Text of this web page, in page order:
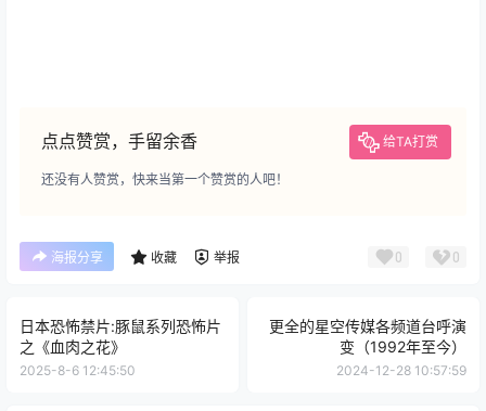
点点赞赏，手留余香 给TA打赏
还没有人赞赏，快来当第一个赞赏的人吧！
海报分享 收藏 举报 0 0
日本恐怖禁片:豚鼠系列恐怖片
之‌《血肉之花》
2025-8-6 12:45:50
更全的星空传媒各频道台呼演
变（1992年至今）
2024-12-28 10:57:59